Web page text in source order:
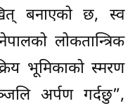
बनाएको छ, स्व
लोकतान्त्रिक
भूमिकाको स्मरण
अर्पण गर्दछु”,